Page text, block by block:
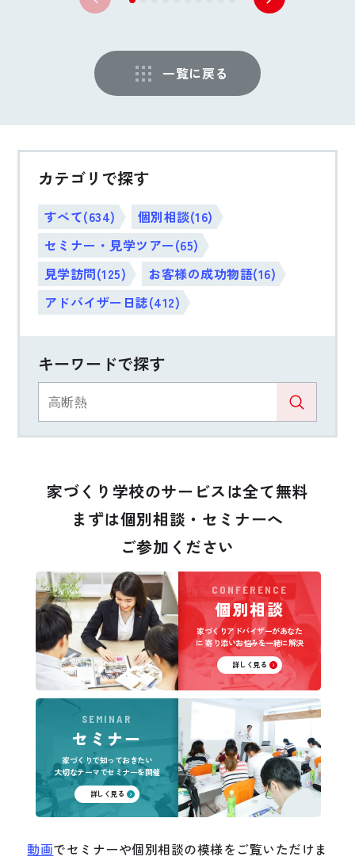
一覧に戻る
カテゴリで探す
すべて(634)
個別相談(16)
セミナー・見学ツアー(65)
見学訪問(125)
お客様の成功物語(16)
アドバイザー日誌(412)
キーワードで探す
家づくり学校のサービスは全て無料
まずは個別相談・セミナーへ
ご参加ください
CONFERENCE
個別相談
家づくりアドバイザーがあなた
に寄り添いお悩みを一緒に解決
詳しく見る
SEMINAR
セミナー
家づくりで知っておきたい
大切なテーマでセミナーを開催
詳しく見る
動画でセミナーや個別相談の模様をご覧いただけま